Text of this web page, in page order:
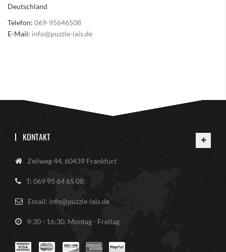
Deutschland
Telefon: 069-95646508
E-Mail: info@puzzle-lais.de
KONTAKT
Zeilweg 44, 60439 Frankfurt
T: 069 95 64 65 08
Email: info@puzzle-lais.de
9:30 - 16:30, Montag - Freitag